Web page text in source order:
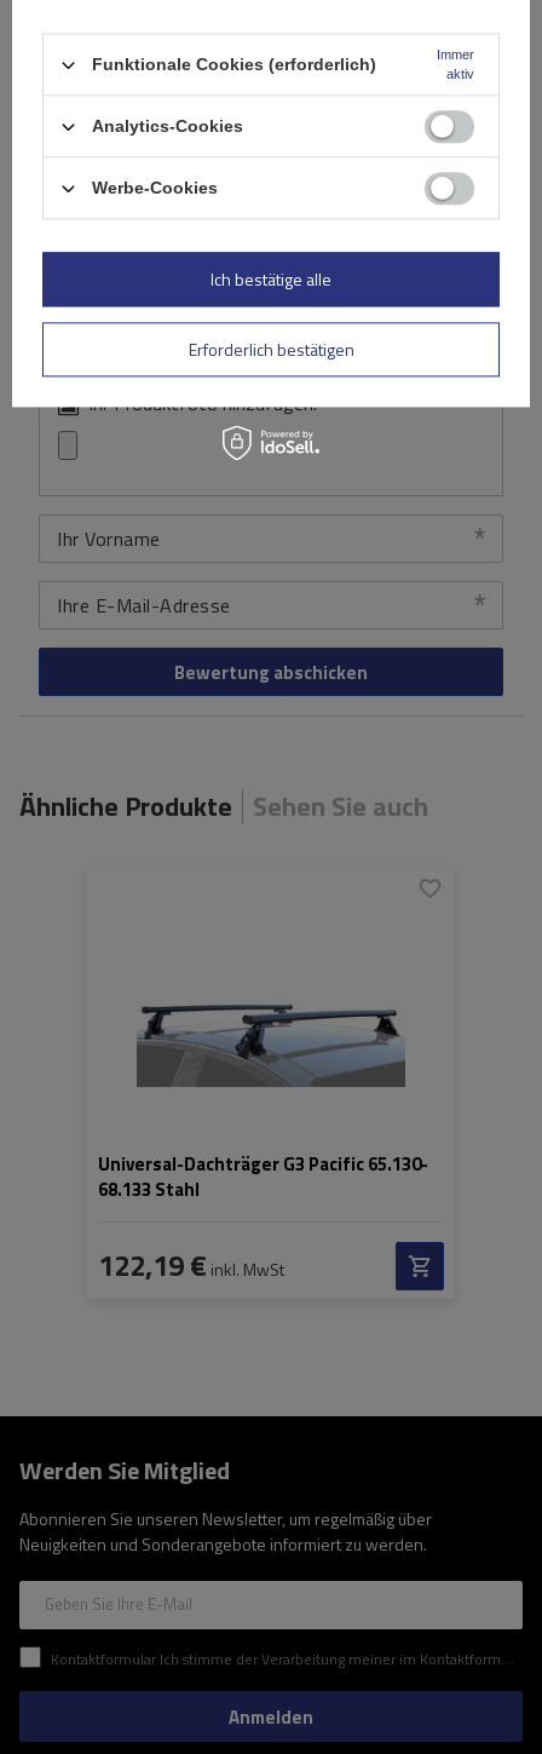
Ihre Bewertung schreiben
Ihre Note:
Inhalt Ihrer Bewertung
Ihr Produktfoto hinzufügen:
Ihr Vorname
Ihre E-Mail-Adresse
Bewertung abschicken
Ähnliche Produkte Sehen Sie auch
Universal-Dachträger G3 Pacific 65.130-
68.133 Stahl
122,19 € inkl. MwSt
Werden Sie Mitglied
Abonnieren Sie unseren Newsletter, um regelmäßig über
Neuigkeiten und Sonderangebote informiert zu werden.
Geben Sie Ihre E-Mail
Kontaktformular Ich stimme der Verarbeitung meiner im Kontaktformular enthaltenen personenbezogenen Daten gemäß der Verordnung (EU) des Europäischen Parlaments und des Rates zu.
Anmelden
Funktionale Cookies (erforderlich)
Immer
aktiv
Analytics-Cookies
Werbe-Cookies
Erforderlich bestätigen
Ich bestätige alle